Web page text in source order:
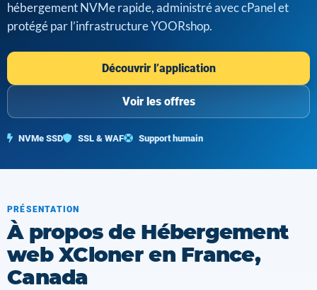
hébergement NVMe rapide, administré avec cPanel et
protégé par l’infrastructure YOORshop.
Découvrir l’application
Voir les offres
NVMe SSD SSL & WAF Support humain
PRÉSENTATION
À propos de Hébergement
web XCloner en France,
Canada